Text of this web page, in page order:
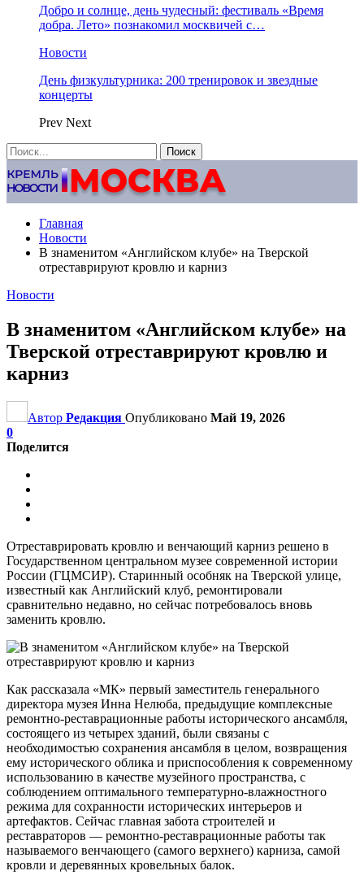
Добро и солнце, день чудесный: фестиваль «Время
добра. Лето» познакомил москвичей с…
Новости
День физкультурника: 200 тренировок и звездные
концерты
Prev Next
Главная
Новости
В знаменитом «Английском клубе» на Тверской
отреставрируют кровлю и карниз
Новости
В знаменитом «Английском клубе» на
Тверской отреставрируют кровлю и
карниз
Автор Редакция Опубликовано Май 19, 2026
0
Поделится
Отреставрировать кровлю и венчающий карниз решено в
Государственном центральном музее современной истории
России (ГЦМСИР). Старинный особняк на Тверской улице,
известный как Английский клуб, ремонтировали
сравнительно недавно, но сейчас потребовалось вновь
заменить кровлю.
Как рассказала «МК» первый заместитель генерального
директора музея Инна Нелюба, предыдущие комплексные
ремонтно-реставрационные работы исторического ансамбля,
состоящего из четырех зданий, были связаны с
необходимостью сохранения ансамбля в целом, возвращения
ему исторического облика и приспособления к современному
использованию в качестве музейного пространства, с
соблюдением оптимального температурно-влажностного
режима для сохранности исторических интерьеров и
артефактов. Сейчас главная забота строителей и
реставраторов — ремонтно-реставрационные работы так
называемого венчающего (самого верхнего) карниза, самой
кровли и деревянных кровельных балок.